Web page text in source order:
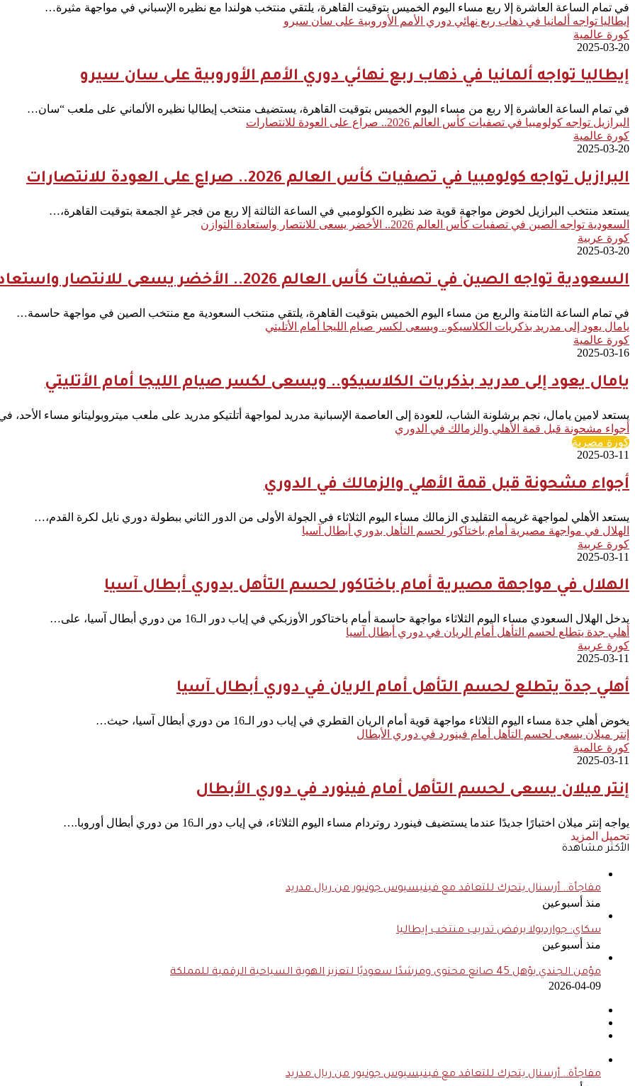
في تمام الساعة العاشرة إلا ربع مساء اليوم الخميس بتوقيت القاهرة، يلتقي منتخب هولندا مع نظيره الإسباني في مواجهة مثيرة…
إيطاليا تواجه ألمانيا في ذهاب ربع نهائي دوري الأمم الأوروبية على سان سيرو
كورة عالمية
2025-03-20
إيطاليا تواجه ألمانيا في ذهاب ربع نهائي دوري الأمم الأوروبية على سان سيرو
في تمام الساعة العاشرة إلا ربع من مساء اليوم الخميس بتوقيت القاهرة، يستضيف منتخب إيطاليا نظيره الألماني على ملعب “سان…
البرازيل تواجه كولومبيا في تصفيات كأس العالم 2026.. صراع على العودة للانتصارات
كورة عالمية
2025-03-20
البرازيل تواجه كولومبيا في تصفيات كأس العالم 2026.. صراع على العودة للانتصارات
يستعد منتخب البرازيل لخوض مواجهة قوية ضد نظيره الكولومبي في الساعة الثالثة إلا ربع من فجر غدٍ الجمعة بتوقيت القاهرة،…
السعودية تواجه الصين في تصفيات كأس العالم 2026.. الأخضر يسعى للانتصار واستعادة التوازن
كورة عربية
2025-03-20
السعودية تواجه الصين في تصفيات كأس العالم 2026.. الأخضر يسعى للانتصار واستعادة التوازن
في تمام الساعة الثامنة والربع من مساء اليوم الخميس بتوقيت القاهرة، يلتقي منتخب السعودية مع منتخب الصين في مواجهة حاسمة…
يامال يعود إلى مدريد بذكريات الكلاسيكو.. ويسعى لكسر صيام الليجا أمام الأتليتي
كورة عالمية
2025-03-16
يامال يعود إلى مدريد بذكريات الكلاسيكو.. ويسعى لكسر صيام الليجا أمام الأتليتي
يستعد لامين يامال، نجم برشلونة الشاب، للعودة إلى العاصمة الإسبانية مدريد لمواجهة أتلتيكو مدريد على ملعب ميتروبوليتانو مساء الأحد،
أجواء مشحونة قبل قمة الأهلي والزمالك في الدوري
كورة مصرية
2025-03-11
أجواء مشحونة قبل قمة الأهلي والزمالك في الدوري
يستعد الأهلي لمواجهة غريمه التقليدي الزمالك مساء اليوم الثلاثاء في الجولة الأولى من الدور الثاني ببطولة دوري نايل لكرة القدم،…
الهلال في مواجهة مصيرية أمام باختاكور لحسم التأهل بدوري أبطال آسيا
كورة عربية
2025-03-11
الهلال في مواجهة مصيرية أمام باختاكور لحسم التأهل بدوري أبطال آسيا
يدخل الهلال السعودي مساء اليوم الثلاثاء مواجهة حاسمة أمام باختاكور الأوزبكي في إياب دور الـ16 من دوري أبطال آسيا، على…
أهلي جدة يتطلع لحسم التأهل أمام الريان في دوري أبطال آسيا
كورة عربية
2025-03-11
أهلي جدة يتطلع لحسم التأهل أمام الريان في دوري أبطال آسيا
يخوض أهلي جدة مساء اليوم الثلاثاء مواجهة قوية أمام الريان القطري في إياب دور الـ16 من دوري أبطال آسيا، حيث…
إنتر ميلان يسعى لحسم التأهل أمام فينورد في دوري الأبطال
كورة عالمية
2025-03-11
إنتر ميلان يسعى لحسم التأهل أمام فينورد في دوري الأبطال
يواجه إنتر ميلان اختبارًا جديدًا عندما يستضيف فينورد روتردام مساء اليوم الثلاثاء، في إياب دور الـ16 من دوري أبطال أوروبا.…
تحميل المزيد
الأكثر مشاهدة
مفاجأة.. أرسنال يتحرك للتعاقد مع فينيسيوس جونيور من ريال مدريد
منذ أسبوعين
سكاي: جوارديولا يرفض تدريب منتخب إيطاليا
منذ أسبوعين
مؤمن الجندي يؤهل 45 صانع محتوى ومرشدًا سعوديًا لتعزيز الهوية السياحية الرقمية للمملكة
2026-04-09
مفاجأة.. أرسنال يتحرك للتعاقد مع فينيسيوس جونيور من ريال مدريد